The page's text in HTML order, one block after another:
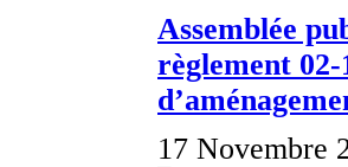
Assemblée
règlement
17 Novembre